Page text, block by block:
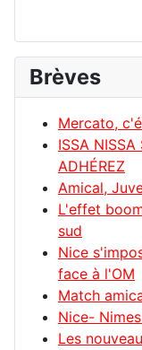
Brèves
Mercato,
ISSA NISSA
ADHÉREZ
Amical,
L'effet
sud
Nice
face à l'OM
Match
Nice-
Les